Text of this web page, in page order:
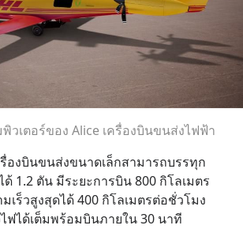
วเตอร์ของ Alice เครื่องบินขนส่งไฟฟ้า
องบินขนส่งขนาดเล็กสามารถบรรทุก
1.2 ตัน มีระยะการบิน 800 กิโลเมตร
เร็วสูงสุดได้ 400 กิโลเมตรต่อชั่วโมง
ฟได้เต็มพร้อมบินภายใน 30 นาที